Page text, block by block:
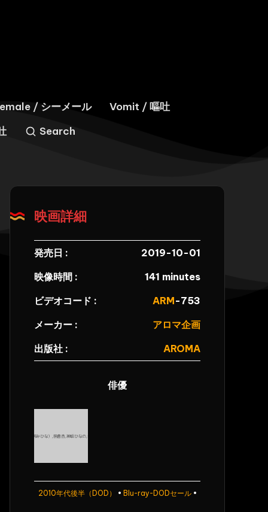
/ シーメール
Vomit / 嘔吐
Search
映画詳細
発売日 :
2019-10-01
映像時間 :
141 minutes
ビデオコード :
ARM-753
メーカー :
アロマ企画
出版社 :
AROMA
俳優
2010年代後半（DOD） • Blu-ray-DODセール•